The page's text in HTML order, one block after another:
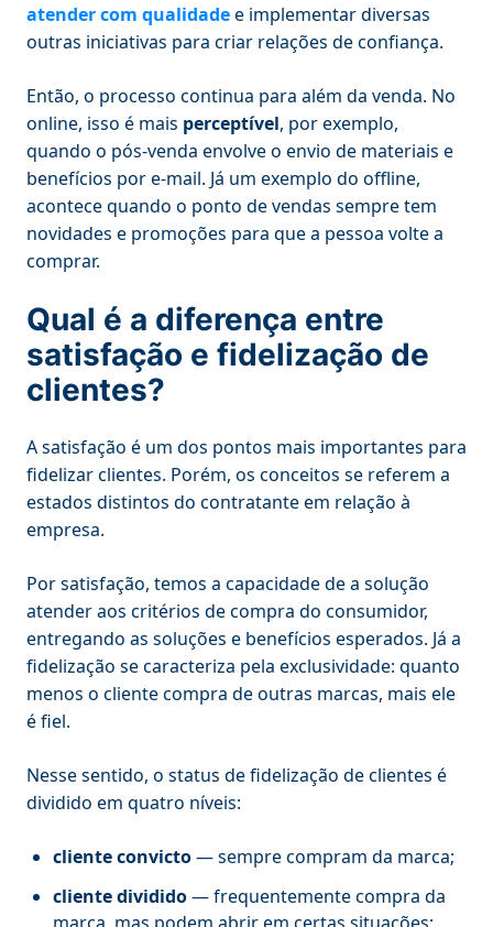
atender com qualidadee implementar diversas
outras iniciativas para criar relações de confiança.
Então, o processo continua para além da venda. No
online, isso é mais perceptível, por exemplo,
quando o pós-venda envolve o envio de materiais e
benefícios por e-mail. Já um exemplo do offline,
acontece quando o ponto de vendas sempre tem
novidades e promoções para que a pessoa volte a
comprar.
Qual é a diferença entre
satisfação e fidelização de
clientes?
A satisfação é um dos pontos mais importantes para
fidelizar clientes. Porém, os conceitos se referem a
estados distintos do contratante em relação à
empresa.
Por satisfação, temos a capacidade de a solução
atender aos critérios de compra do consumidor,
entregando as soluções e benefícios esperados. Já a
fidelização se caracteriza pela exclusividade: quanto
menos o cliente compra de outras marcas, mais ele
é fiel.
Nesse sentido, o status de fidelização de clientes é
dividido em quatro níveis:
cliente convicto— sempre compram da marca;
cliente dividido— frequentemente compra da